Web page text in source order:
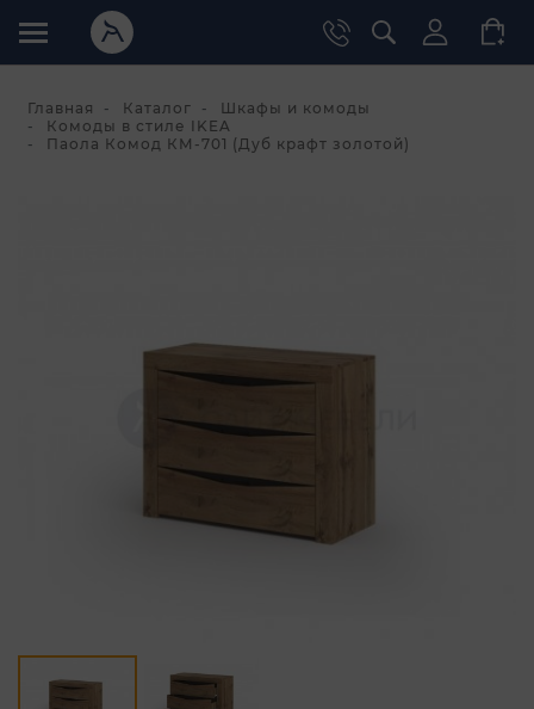
Главная Каталог
Шкафы и комоды
Комоды в стиле IKEA
Паола Комод КМ-701 (Дуб крафт золотой)